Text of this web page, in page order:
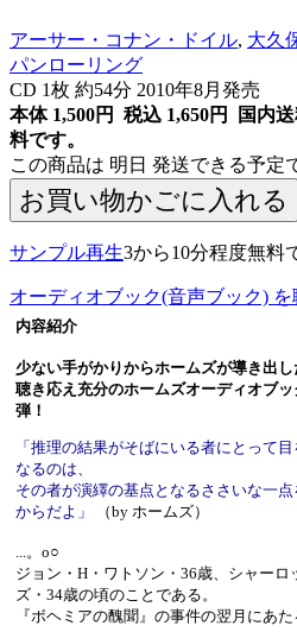
アーサー・コナン・ドイル, 大久
パンローリング
CD 1枚 約54分 2010年8月発売
本体 1,500円 税込 1,650円
国内
料です。
この商品は 明日 発送できる予定
サンプル再生3から10分程度無料
オーディオブック(音声ブック) を
内容紹介
少ない手がかりからホームズが導き出し
聴き応え充分のホームズオーディオブ
弾！
「推理の結果がそばにいる者にとって
なるのは、
その者が演繹の基点となるささいな一
からだよ」
（by ホームズ）
...。o○
ジョン・H・ワトソン・36歳、シャーロ
ズ・34歳の頃のことである。
『ボヘミアの醜聞』の事件の翌月にあ